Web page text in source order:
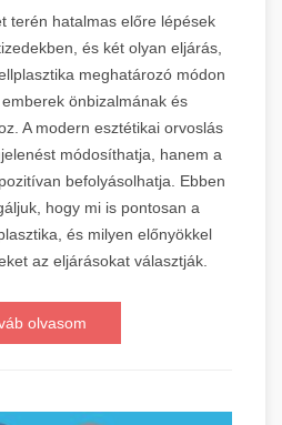
terén hatalmas előre lépések
és két olyan eljárás,
meghatározó módon
önbizalmának és
A modern esztétikai orvoslás
módosíthatja, hanem a
befolyásolhatja. Ebben
hogy mi is pontosan a
és milyen előnyökkel
az eljárásokat választják.
olvasom